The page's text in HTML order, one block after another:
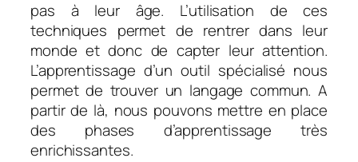
pas à leur âge. L’utilisation de ces
techniques permet de rentrer dans leur
monde et donc de capter leur attention.
L’apprentissage d’un outil spécialisé nous
permet de trouver un langage commun. A
partir de là, nous pouvons mettre en place
des phases d’apprentissage très
enrichissantes.